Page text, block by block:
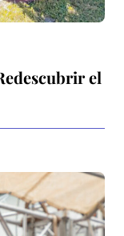
el